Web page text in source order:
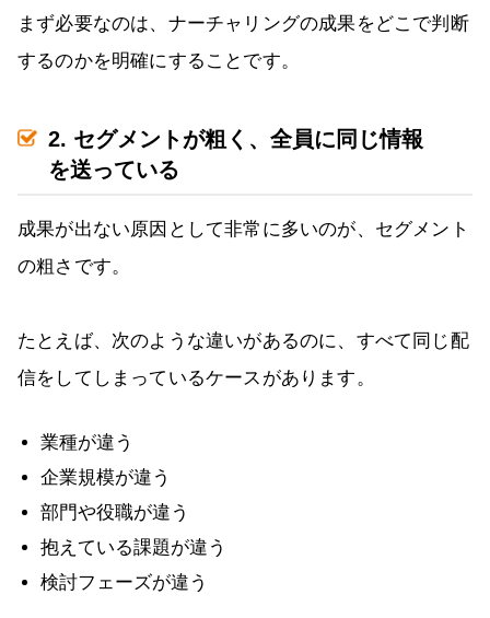
まず必要なのは、ナーチャリングの成果をどこで判断
するのかを明確にすることです。
2. セグメントが粗く、全員に同じ情報
を送っている
成果が出ない原因として非常に多いのが、セグメント
の粗さです。
たとえば、次のような違いがあるのに、すべて同じ配
信をしてしまっているケースがあります。
業種が違う
企業規模が違う
部門や役職が違う
抱えている課題が違う
検討フェーズが違う